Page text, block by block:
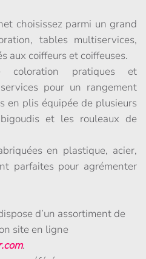
choisissez parmi un grand
tables multiservices,
aux coiffeurs et coiffeuses.
pratiques et
pour un rangement
en plis équipée de plusieurs
et les rouleaux de
en plastique, acier,
parfaites pour agrémenter
d’un assortiment de
site en ligne
.